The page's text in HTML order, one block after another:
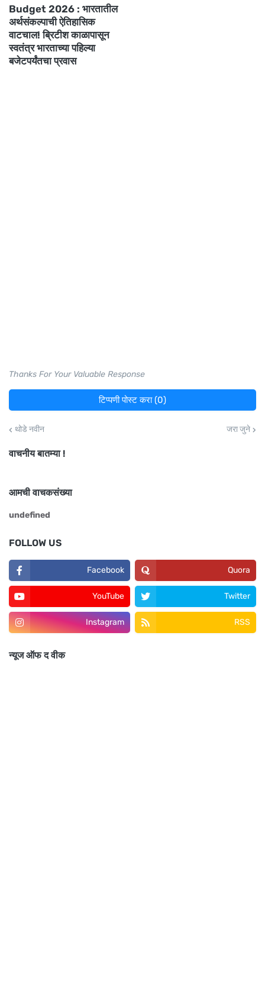
Budget 2026 : भारतातील
अर्थसंकल्पाची ऐतिहासिक
वाटचाल! ब्रिटीश काळापासून
स्वतंत्र भारताच्या पहिल्या
बजेटपर्यंतचा प्रवास
Thanks For Your Valuable Response
टिप्पणी पोस्ट करा (0)
थोडे नवीन जरा जुने
वाचनीय बातम्या !
आमची वाचकसंख्या
undefned
FOLLOW US
Facebook Quora
YouTube Twitter
Instagram RSS
न्यूज ऑफ द वीक